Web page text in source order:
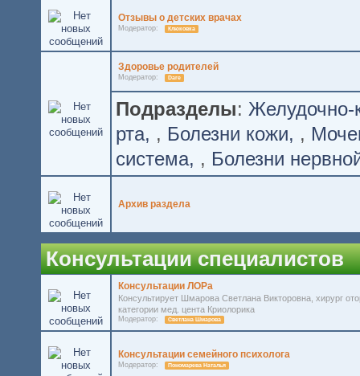
Отзывы о детских врачах
Модератор: Клюковка
Здоровье родителей
Модератор: Dare
Подразделы: Желудочно-
рта , Болезни кожи ,
система , Болезни
Архив раздела
Консультации специалистов
Консультации ЛОРа
Консультирует Шмарова Светлана Викторовна, хирург
категории мед. цента Криолорика
Модератор: Светлана Шмарова
Консультации семейного психолога
Модератор: Пономарева Наталья